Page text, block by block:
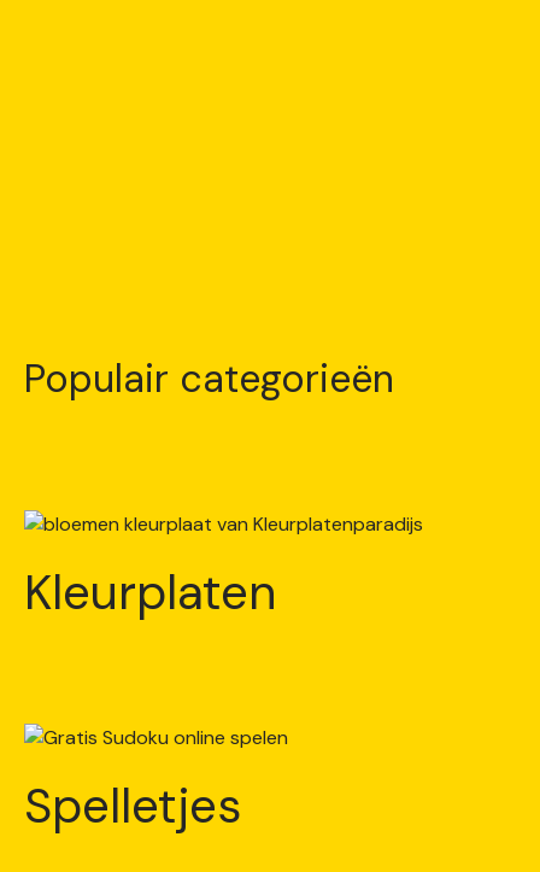
Populair categorieën
Kleurplaten
Spelletjes